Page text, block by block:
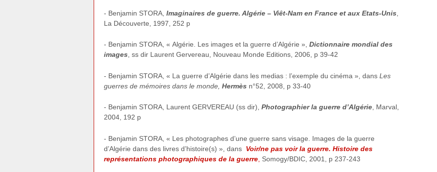
- Benjamin STORA, Imaginaires de guerre. Algérie – Viêt-Nam en France et aux Etats-Unis
La Découverte, 1997, 252 p
- Benjamin STORA, « Algérie. Les images et la guerre d’Algérie », Dictionnaire mondial des
images, ss dir Laurent Gervereau, Nouveau Monde Editions, 2006, p 39-42
- Benjamin STORA, « La guerre d’Algérie dans les medias : l’exemple du cinéma », dans Les
guerres de mémoires dans le monde, Hermès n°52, 2008, p 33-40
- Benjamin STORA, Laurent GERVEREAU (ss dir), Photographier la guerre d’Algérie , Marval,
2004, 192 p
- Benjamin STORA, « Les photographes d’une guerre sans visage. Images de la guerre
d’Algérie dans des livres d’histoire(s) », dans Voir/ne pas voir la guerre. Histoire des
représentations photographiques de la guerre Somogy/BDIC, 2001, p 237-243